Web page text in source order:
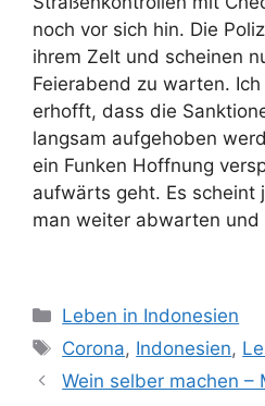
noch vor sich hin. Die
ihrem Zelt und scheinen
Feierabend zu warten.
erhofft, dass die
langsam aufgehoben
ein Funken Hoffnung
aufwärts geht. Es scheint
man weiter abwarten und
K
a
e
Leben in Indonesien
S
c
Corona, Indonesien,
Wein selber machen –